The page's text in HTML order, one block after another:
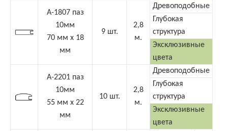
А-1807 паз
10мм
70 мм х 18
мм
9 шт.
2,8
м.
Древоподобные
Глубокая
структура
Эксклюзивные
цвета
А-2201 паз
10мм
55 мм х 22
мм
10 шт.
2,8
м.
Древоподобные
Глубокая
структура
Эксклюзивные
цвета